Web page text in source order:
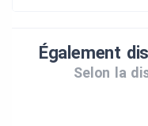
Également
Selon la